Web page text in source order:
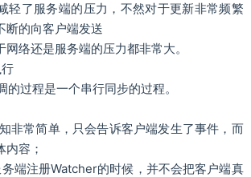
轻了服务端的压力，不然对于更新非常频繁
断的向客户端发送
络还是服务端的压力都非常大。
过程是一个串行同步的过程。
非常简单，只会告诉客户端发生了事件，而
容；
端注册Watcher的时候，并不会把客户端真